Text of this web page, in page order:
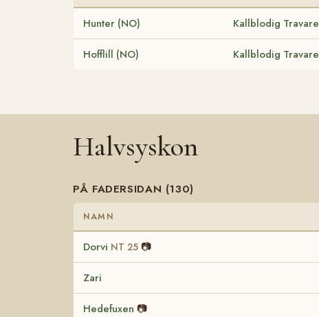
Hunter (NO) Kallblodig Travare
Hofflill (NO) Kallblodig Travare
Halvsyskon
PÅ FADERSIDAN (130)
NAMN
Dorvi NT 25 📷
Zari
Hedefuxen 📷